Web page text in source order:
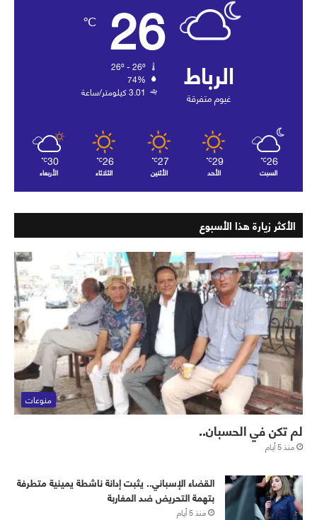
الرباط
غيوم متفرقة
26
℃
74%
3.01 كيلومتر/ساعة
26
℃
السبت
29
℃
الأحد
27
℃
الأثنين
26
℃
الثلاثاء
30
℃
الأربعاء
الأكثر زيارة هذا الأسبوع
منوعات
لم تكن في الحسبان..
منذ 5 أيام
القضاء الإسباني.. يثبت إدانة ناشطة يمينية متطرفة
بتهمة التحريض ضد المغاربة
منذ 5 أيام